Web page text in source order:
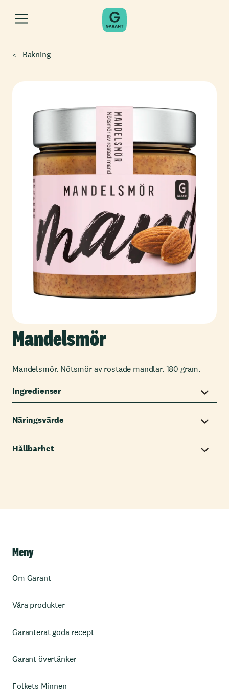
Bakning
Mandelsmör
Mandelsmör. Nötsmör av rostade mandlar. 180 gram.
Ingredienser
Näringsvärde
Hållbarhet
Meny
Om Garant
Våra produkter
Garanterat goda recept
Garant övertänker
Folkets Minnen